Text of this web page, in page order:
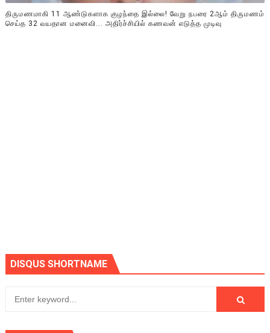
திருமணமாகி 11 ஆண்டுகளாக குழந்தை இல்லை! வேறு நபரை 2ஆம் திருமணம்
செய்த 32 வயதான மனைவி... அதிர்ச்சியில் கணவன் எடுத்த முடிவு
DISQUS SHORTNAME